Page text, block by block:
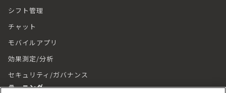
シフト管理
チャット
モバイルアプリ
効果測定/分析
セキュリティ/ガバナンス
ラーニング